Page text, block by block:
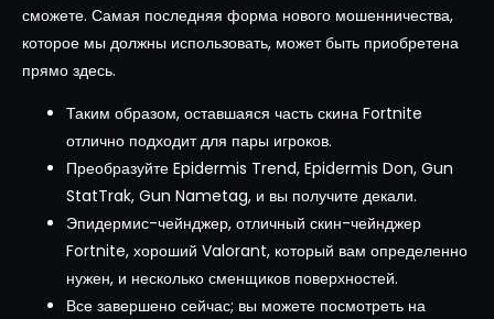
сможете. Самая последняя форма нового мошенничества,
которое мы должны использовать, может быть приобретена
прямо здесь.
Таким образом, оставшаяся часть скина Fortnite
отлично подходит для пары игроков.
Преобразуйте Epidermis Trend, Epidermis Don, Gun
StatTrak, Gun Nametag, и вы получите декали.
Эпидермис-чейнджер, отличный скин-чейнджер
Fortnite, хороший Valorant, который вам определенно
нужен, и несколько сменщиков поверхностей.
Все завершено сейчас; вы можете посмотреть на